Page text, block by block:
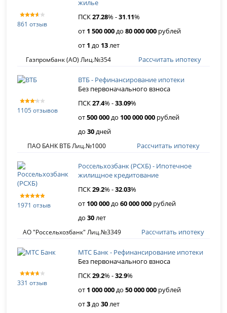
861 отзыв
жилье
ПСК27.28% -31.11%
от 1 500 000до80 000 000 рублей
от 1 до 13лет
Газпромбанк (АО) Лиц.№354 Рассчитать ипотеку
1105 отзывов
ВТБ - Рефинансирование ипотеки
Без первоначального взноса
ПСК27.4% -33.09%
от500 000до 100 000 000 рублей
до30дней
ПАО БАНК ВТБ Лиц.№1000 Рассчитать ипотеку
1971 отзыв
Россельхозбанк (РСХБ) - Ипотечное
жилищное кредитование
ПСК29.2% -32.03%
от 100 000до60 000 000 рублей
до30лет
АО "Россельхозбанк" Лиц.№3349 Рассчитать ипотеку
331 отзыв
МТС Банк - Рефинансирование ипотеки
Без первоначального взноса
ПСК29.2% -32.9%
от 1 000 000до50 000 000 рублей
от3до30лет